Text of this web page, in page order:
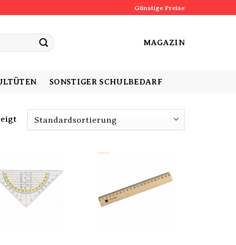
Günstige Preise
MAGAZIN
SONSTIGER SCHULBEDARF